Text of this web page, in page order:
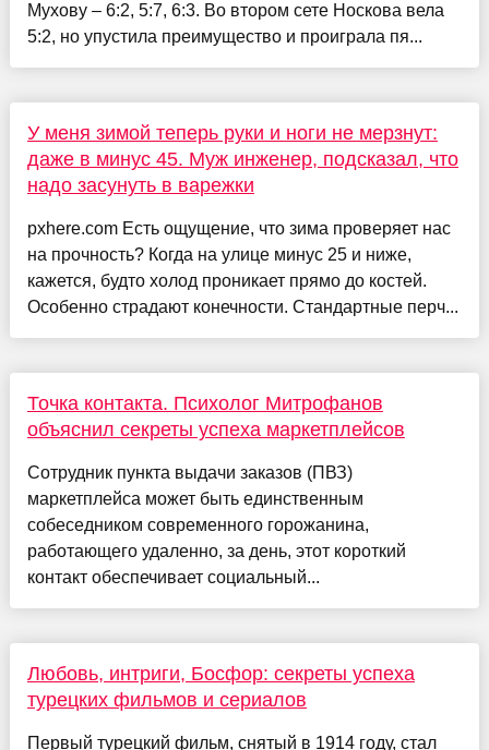
Мухову – 6:2, 5:7, 6:3. Во втором сете Носкова вела
5:2, но упустила преимущество и проиграла пя...
У меня зимой теперь руки и ноги не мерзнут:
даже в минус 45. Муж инженер, подсказал, что
надо засунуть в варежки
pxhere.com Есть ощущение, что зима проверяет нас
на прочность? Когда на улице минус 25 и ниже,
кажется, будто холод проникает прямо до костей.
Особенно страдают конечности. Стандартные перч...
Точка контакта. Психолог Митрофанов
объяснил секреты успеха маркетплейсов
Сотрудник пункта выдачи заказов (ПВЗ)
маркетплейса может быть единственным
собеседником современного горожанина,
работающего удаленно, за день, этот короткий
контакт обеспечивает социальный...
Любовь, интриги, Босфор: секреты успеха
турецких фильмов и сериалов
Первый турецкий фильм, снятый в 1914 году, стал